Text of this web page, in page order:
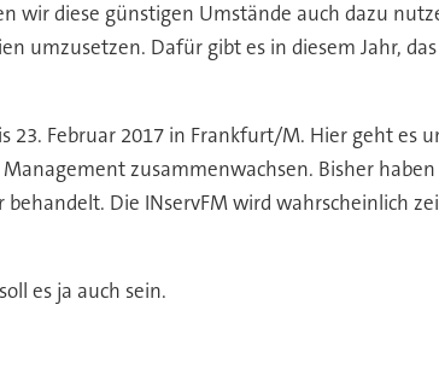
wir diese günstigen Umstände auch dazu
umzusetzen. Dafür gibt es in diesem Jahr,
23. Februar 2017 in Frankfurt/M. Hier geht es
zusammenwachsen. Bisher haben
Die INservFM wird wahrscheinlich
es ja auch sein.